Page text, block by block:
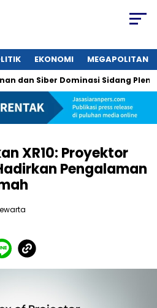
EKONOMI MEGAPOLITAN
Siber Dominasi Sidang Pleno KTT
XR10: Proyektor
Pengalaman